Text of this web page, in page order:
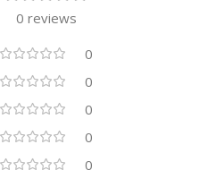
0 reviews
0
0
0
0
0